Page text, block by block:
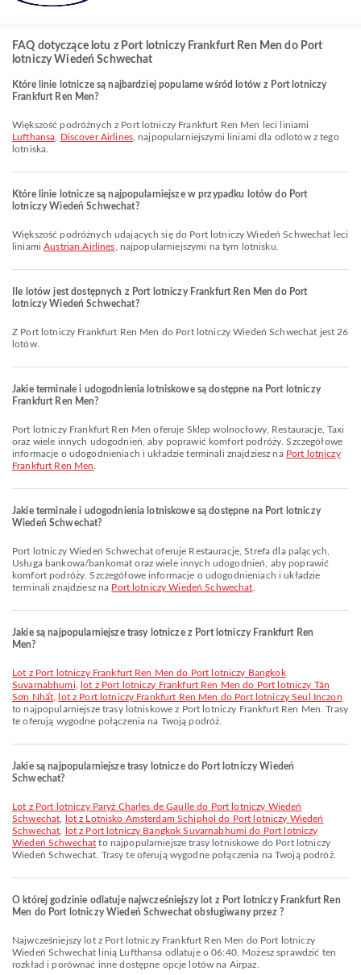
FAQ dotyczące lotu z Port lotniczy Frankfurt Ren Men do Port
lotniczy Wiedeń Schwechat
Które linie lotnicze są najbardziej popularne wśród lotów z Port lotniczy
Frankfurt Ren Men?
Większość podróżnych z Port lotniczy Frankfurt Ren Men leci liniami
Lufthansa
Discover Airlines, najpopularniejszymi liniami dla odlotów z tego
lotniska.
Które linie lotnicze są najpopularniejsze w przypadku lotów do Port
lotniczy Wiedeń Schwechat?
Większość podróżnych udających się do Port lotniczy Wiedeń Schwechat leci
liniamiAustrian Airlines , najpopularniejszymi na tym lotnisku.
Ile lotów jest dostępnych z Port lotniczy Frankfurt Ren Men do Port
lotniczy Wiedeń Schwechat?
Z Port lotniczy Frankfurt Ren Men do Port lotniczy Wiedeń Schwechat jest 26
lotów.
Jakie terminale i udogodnienia lotniskowe są dostępne na Port lotniczy
Frankfurt Ren Men?
Port lotniczy Frankfurt Ren Men oferuje Sklep wolnocłowy, Restauracje, Taxi
oraz wiele innych udogodnień, aby poprawić komfort podróży. Szczegółowe
informacje o udogodnieniach i układzie terminali znajdziesz na Port lotniczy
Frankfurt Ren Men
Jakie terminale i udogodnienia lotniskowe są dostępne na Port lotniczy
Wiedeń Schwechat?
Port lotniczy Wiedeń Schwechat oferuje Restauracje, Strefa dla palących,
Usługa bankowa/bankomat oraz wiele innych udogodnień, aby poprawić
komfort podróży. Szczegółowe informacje o udogodnieniach i układzie
terminali znajdziesz na Port lotniczy Wiedeń Schwechat
Jakie są najpopularniejsze trasy lotnicze z Port lotniczy Frankfurt Ren
Men?
lot z Port lotniczy Frankfurt Ren Men do Port lotniczy Bangkok
Suvarnabhumi
lot z Port lotniczy Frankfurt Ren Men do Port lotniczy Tân
Sơn Nhất
lot z Port lotniczy Frankfurt Ren Men do Port lotniczy Seul Inczon
to najpopularniejsze trasy lotniskowe z Port lotniczy Frankfurt Ren Men. Trasy
te oferują wygodne połączenia na Twoją podróż.
Jakie są najpopularniejsze trasy lotnicze do Port lotniczy Wiedeń
Schwechat?
lot z Port lotniczy Paryż Charles de Gaulle do Port lotniczy Wiedeń
Schwechat
lot z Lotnisko Amsterdam Schiphol do Port lotniczy Wiedeń
Schwechat
lot z Port lotniczy Bangkok Suvarnabhumi do Port lotniczy
Wiedeń Schwechat to najpopularniejsze trasy lotniskowe do Port lotniczy
Wiedeń Schwechat. Trasy te oferują wygodne połączenia na Twoją podróż.
O której godzinie odlatuje najwcześniejszy lot z Port lotniczy Frankfurt Ren
Men do Port lotniczy Wiedeń Schwechat obsługiwany przez ?
Najwcześniejszy lot z Port lotniczy Frankfurt Ren Men do Port lotniczy
Wiedeń Schwechat linią Lufthansa odlatuje o 06:40. Możesz sprawdzić ten
rozkład i porównać inne dostępne opcje lotów na Airpaz.